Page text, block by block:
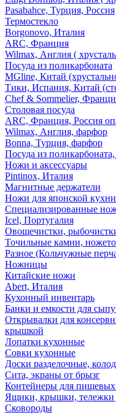
Pasabahce, Турция, Россия
Термостекло
Borgonovo, Италия
ARC, Франция
Wilmax, Англия (
Посуда из поликарбоната
MGline, Китай
Тики, Испания, Китай
Chef & Sommelier,
Столовая посуда
ARC, Франция, Россия
Wilmax, Англия, фарфор
Bonna, Турция, фарфор
Посуда из
Ножи и аксессуары
Pintinox, Италия
Магнитные держатели
Ножи для японской кухни
Специализированные
Icel, Португалия
Овощечистки,
Точильные камни,
Разное (Кольчужные
Ножницы
Китайские ножи
Abert, Италия
Кухонный инвентарь
Банки и емкости для
Открывалки для
крышкой
Лопатки кухонные
Совки кухонные
Доски разделочные,
Сита, экраны от брызг
Контейнеры для
Ящики, крышки, тележки
Сковороды